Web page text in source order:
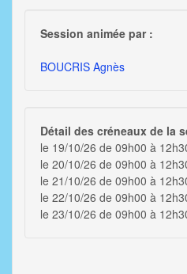
Session animée par :
BOUCRIS Agnès
Détail des créneaux de la
le 19/10/26 de 09h00 à
le 20/10/26 de 09h00 à
le 21/10/26 de 09h00 à
le 22/10/26 de 09h00 à
le 23/10/26 de 09h00 à